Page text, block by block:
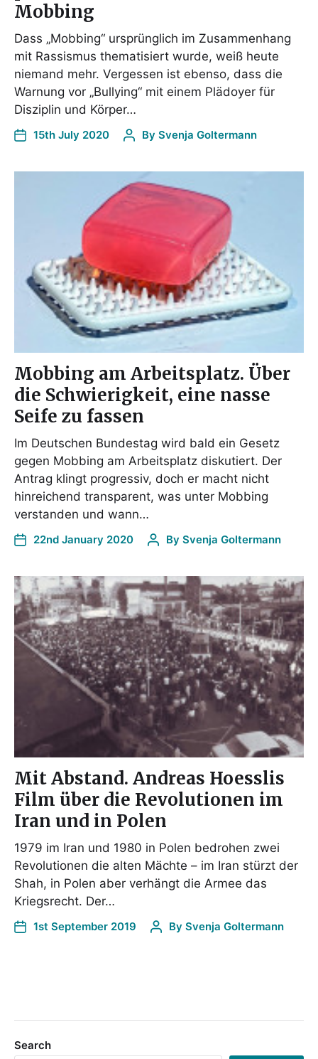
Mobbing
Dass „Mobbing“ ursprünglich im Zusammenhang
mit Rassismus thematisiert wurde, weiß heute
niemand mehr. Vergessen ist ebenso, dass die
Warnung vor „Bullying“ mit einem Plädoyer für
Disziplin und Körper…
15th July 2020 By Svenja Goltermann
Mobbing am Arbeitsplatz. Über
die Schwierigkeit, eine nasse
Seife zu fassen
Im Deutschen Bundestag wird bald ein Gesetz
gegen Mobbing am Arbeitsplatz diskutiert. Der
Antrag klingt progressiv, doch er macht nicht
hinreichend transparent, was unter Mobbing
verstanden und wann…
22nd January 2020 By Svenja Goltermann
Mit Abstand. Andreas Hoesslis
Film über die Revolutionen im
Iran und in Polen
1979 im Iran und 1980 in Polen bedrohen zwei
Revolutionen die alten Mächte – im Iran stürzt der
Shah, in Polen aber verhängt die Armee das
Kriegsrecht. Der…
1st September 2019 By Svenja Goltermann
Search